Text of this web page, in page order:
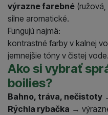
výrazne farebné (ružová,
silne aromatické.
Fungujú najmä:
kontrastné farby v kalnej
jemnejšie tóny v čistej vode.
Ako si vybrať
boilies?
Bahno, tráva, nečistoty
Rýchla rybačka →